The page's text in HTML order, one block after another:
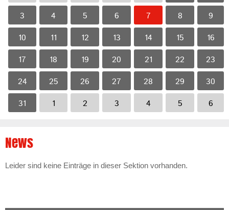
3 4 5 6 7 8 9
10 11 12 13 14 15 16
17 18 19 20 21 22 23
24 25 26 27 28 29 30
31 1 2 3 4 5 6
News
Leider sind keine Einträge in dieser Sektion vorhanden.